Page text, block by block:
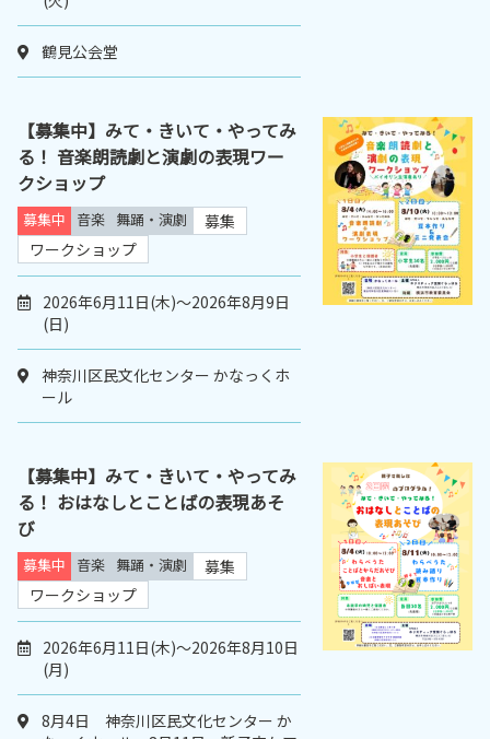
鶴見公会堂
【募集中】みて・きいて・やってみ
る！ 音楽朗読劇と演劇の表現ワー
クショップ
募集中 音楽 舞踊・演劇
募集
ワークショップ
2026年6月11日(木)～2026年8月9日
(日)
神奈川区民文化センター かなっくホ
ール
【募集中】みて・きいて・やってみ
る！ おはなしとことばの表現あそ
び
募集中 音楽 舞踊・演劇
募集
ワークショップ
2026年6月11日(木)～2026年8月10日
(月)
8月4日 神奈川区民文化センター か